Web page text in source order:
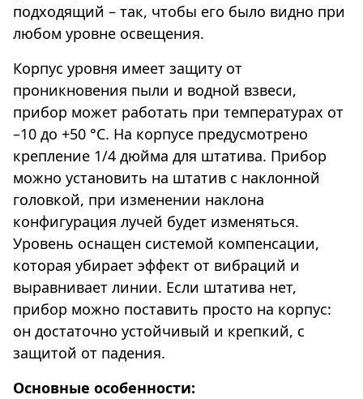
подходящий – так, чтобы его было видно при
любом уровне освещения.
Корпус уровня имеет защиту от
проникновения пыли и водной взвеси,
прибор может работать при температурах от
–10 до +50 °С. На корпусе предусмотрено
крепление 1/4 дюйма для штатива. Прибор
можно установить на штатив с наклонной
головкой, при изменении наклона
конфигурация лучей будет изменяться.
Уровень оснащен системой компенсации,
которая убирает эффект от вибраций и
выравнивает линии. Если штатива нет,
прибор можно поставить просто на корпус:
он достаточно устойчивый и крепкий, с
защитой от падения.
Основные особенности: